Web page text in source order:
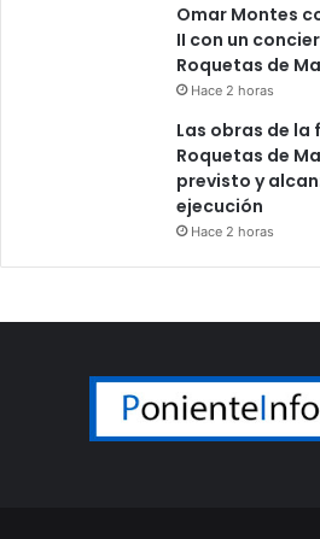
Omar Montes
II con un
Roquetas de
Hace 2 horas
Las obras de
Roquetas de
previsto y
ejecución
Hace 2 horas